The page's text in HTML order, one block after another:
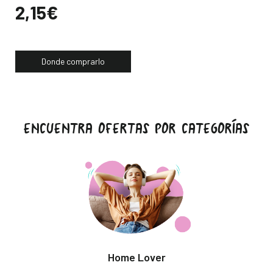
Precio
2,15€
Donde comprarlo
ENCUENTRA OFERTAS POR CATEGORÍAS
Home Lover